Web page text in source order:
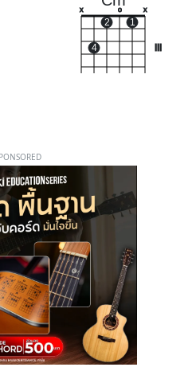
x
4
2
o
1
x